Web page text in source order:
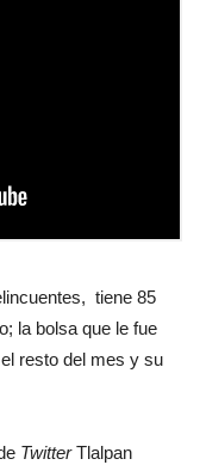
tiene 85
la bolsa que le fue
resto del mes y su
TwitterTlalpan